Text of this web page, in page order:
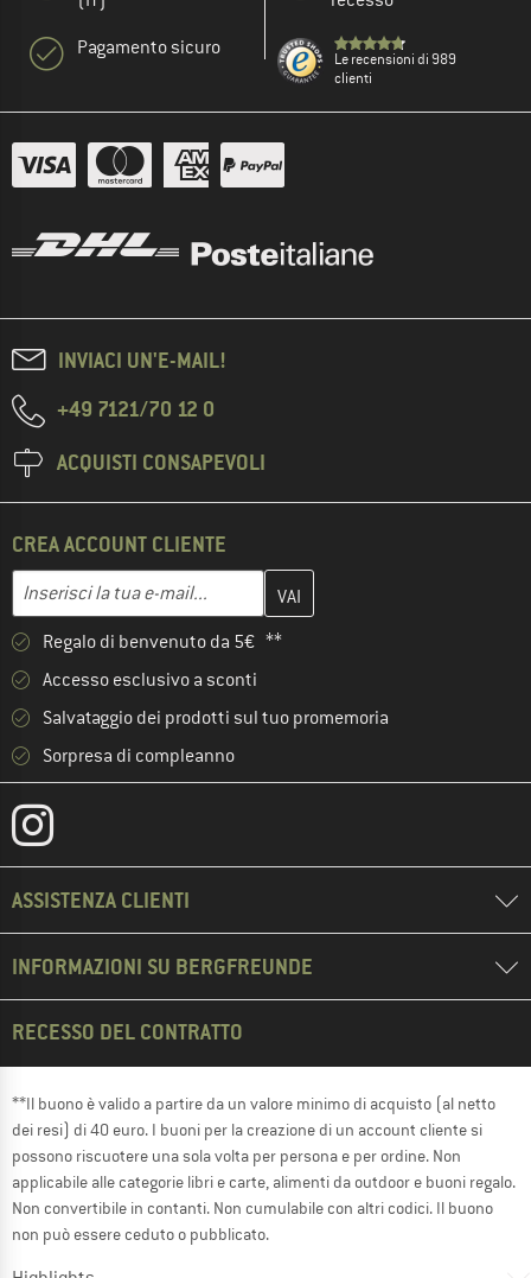
Pagamento sicuro
Le recensioni di 989
clienti
INVIACI UN'E-MAIL!
+49 7121/70 12 0
ACQUISTI CONSAPEVOLI
CREA ACCOUNT CLIENTE
Indirizzo e-mail
Inserisci qui il tuo indirizzo e-mail e crea il tuo account cliente
Regalo di benvenuto da 5€ **
Accesso esclusivo a sconti
Salvataggio dei prodotti sul tuo promemoria
Sorpresa di compleanno
ASSISTENZA CLIENTI
INFORMAZIONI SU BERGFREUNDE
RECESSO DEL CONTRATTO
**Il buono è valido a partire da un valore minimo di acquisto (al netto
dei resi) di 40 euro. I buoni per la creazione di un account cliente si
possono riscuotere una sola volta per persona e per ordine. Non
applicabile alle categorie libri e carte, alimenti da outdoor e buoni regalo.
Non convertibile in contanti. Non cumulabile con altri codici. Il buono
non può essere ceduto o pubblicato.